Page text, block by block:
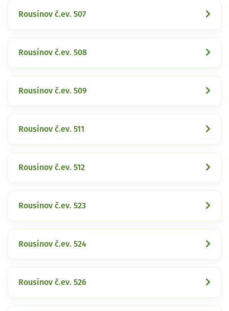
Rousínov č.ev. 507
Rousínov č.ev. 508
Rousínov č.ev. 509
Rousínov č.ev. 511
Rousínov č.ev. 512
Rousínov č.ev. 523
Rousínov č.ev. 524
Rousínov č.ev. 526